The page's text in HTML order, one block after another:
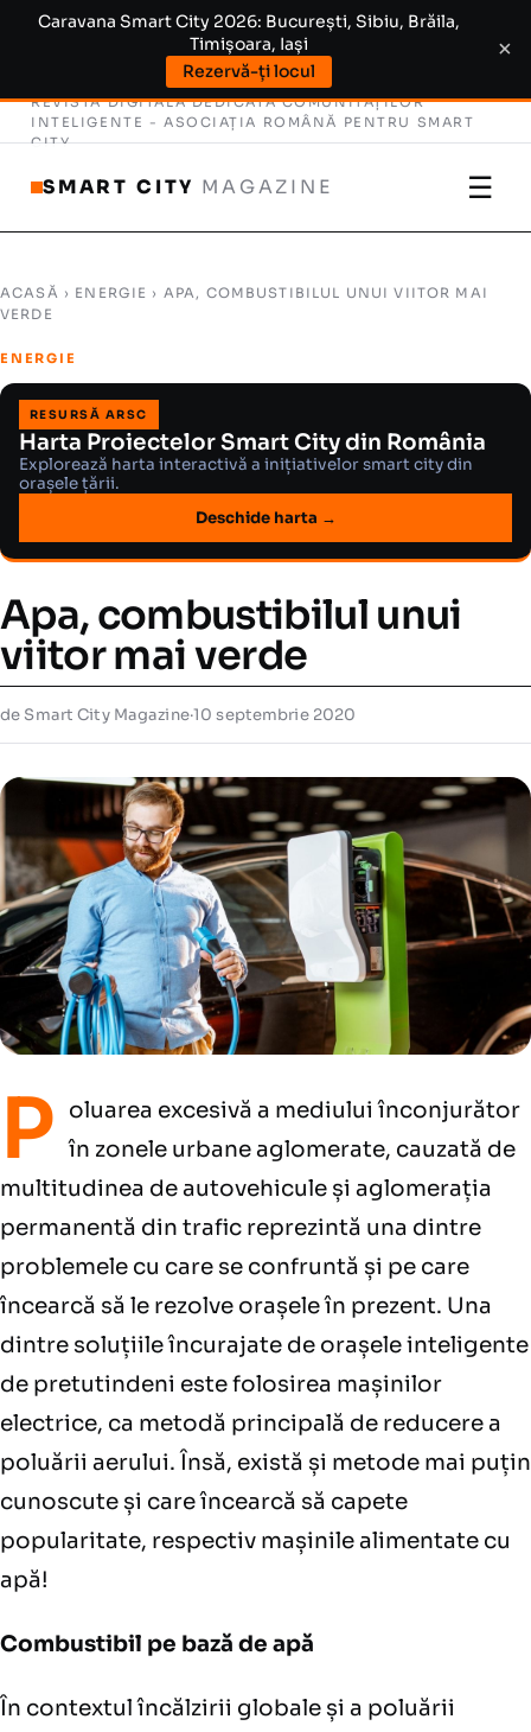
Caravana Smart City 2026: București, Sibiu, Brăila,
Timișoara, Iași
Rezervă-ți locul
×
REVISTĂ DIGITALĂ DEDICATĂ COMUNITĂȚILOR
INTELIGENTE - ASOCIAȚIA ROMÂNĂ PENTRU SMART
CITY
SMART CITY MAGAZINE ☰
ACASĂ › ENERGIE › APA, COMBUSTIBILUL UNUI VIITOR MAI
VERDE
ENERGIE
RESURSĂ ARSC
Harta Proiectelor Smart City din România
Explorează harta interactivă a inițiativelor smart city din
orașele țării.
Deschide harta →
Apa, combustibilul unui
viitor mai verde
de Smart City Magazine·10 septembrie 2020
P
oluarea excesivă a mediului înconjurător
în zonele urbane aglomerate, cauzată de
multitudinea de autovehicule și aglomerația
permanentă din trafic reprezintă una dintre
problemele cu care se confruntă și pe care
încearcă să le rezolve orașele în prezent. Una
dintre soluțiile încurajate de orașele inteligente
de pretutindeni este folosirea mașinilor
electrice, ca metodă principală de reducere a
poluării aerului. Însă, există și metode mai puțin
cunoscute și care încearcă să capete
popularitate, respectiv mașinile alimentate cu
apă!
Combustibil pe bază de apă
În contextul încălzirii globale și a poluării